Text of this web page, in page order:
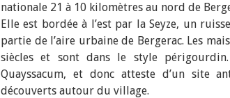
nationale 21 à 10 kilomètres au nord de
Elle est bordée à l’est par la Seyze, un
partie de l’aire urbaine de Bergerac. Les
siècles et sont dans le style
Quayssacum, et donc atteste d’un site
découverts autour du village.